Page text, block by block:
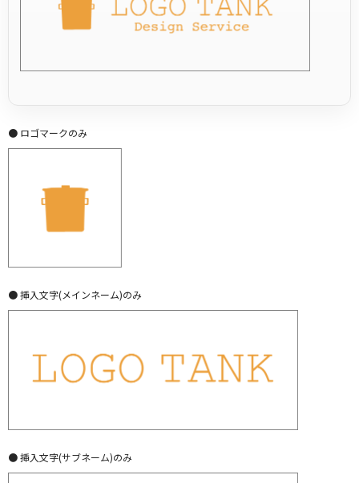
● ロゴマークのみ
● 挿入文字(メインネーム)のみ
● 挿入文字(サブネーム)のみ